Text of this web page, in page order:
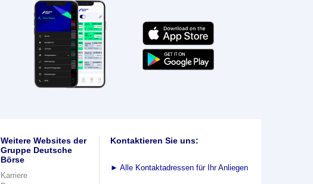
Weitere Websites der
Gruppe Deutsche
Börse
Karriere
Kontaktieren Sie uns:
► Alle Kontaktadressen für Ihr Anliegen